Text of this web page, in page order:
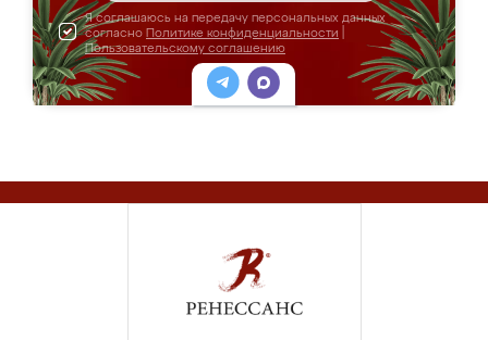
Я соглашаюсь на передачу персональных данных
согласно Политике конфиденциальности
Пользовательскому соглашению